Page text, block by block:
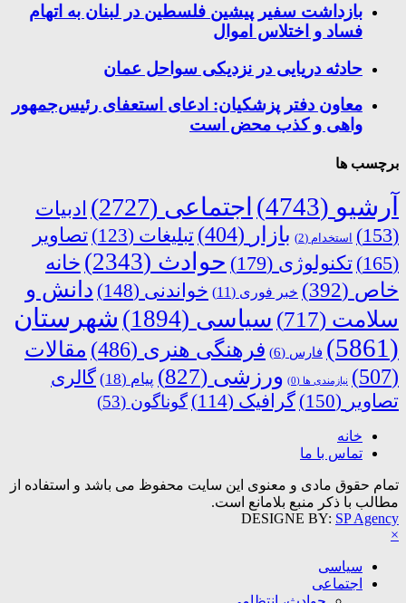
بازداشت سفیر پیشین فلسطین در لبنان به اتهام
فساد و اختلاس اموال
حادثه دریایی در نزدیکی سواحل عمان
معاون دفتر پزشکیان: ادعای استعفای رئیس‌جمهور
واهی و کذب محض است
برچسب ها
آرشیو (4743) اجتماعی (2727)
ادبیات
(153)
استخدام (2) بازار (404) تبلیغات (123)
تصاویر
(165)
تکنولوژی (179) حوادث (2343)
خانه
خاص (392) خبر فوری (11) خواندنی (148)
دانش و
سلامت (717) سیاسی (1894)
شهرستان
(5861)
فارس (6) فرهنگی هنری (486)
مقالات
(507)
نیازمندی ها (0) ورزشی (827) پیام (18)
گالری
تصاویر (150) گرافیک (114) گوناگون (53)
خانه
تماس با ما
تمام حقوق مادی و معنوی این سایت محفوظ می باشد و استفاده از
مطالب با ذکر منبع بلامانع است.
DESIGNE BY: SP Agency
×
سیاسی
اجتماعی